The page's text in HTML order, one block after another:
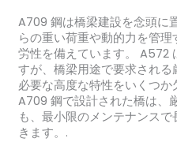
A709 鋼は橋梁建設を念頭に
らの重い荷重や動的力を管
労性を備えています。 A572
すが、橋梁用途で要求され
必要な高度な特性をいくつか
A709 鋼で設計された橋は、
も、最小限のメンテナンス
きます。.